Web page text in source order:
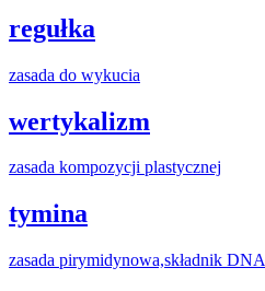
regułka
zasada do wykucia
wertykalizm
zasada kompozycji plastycznej
tymina
zasada pirymidynowa,składnik DNA